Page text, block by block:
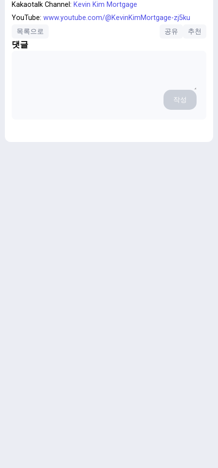
Kakaotalk Channel: Kevin Kim Mortgage
YouTube: www.youtube.com/@KevinKimMortgage-zj5ku
목록으로
공유 추천
댓글
작성